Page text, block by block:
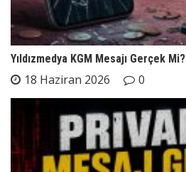
Yıldızmedya KGM Mesajı Gerçek Mi?
18 Haziran 2026 0